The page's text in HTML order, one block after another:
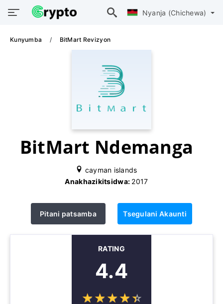
Nyanja (Chichewa)
Kunyumba BitMart Revizyon
BitMart Ndemanga
cayman islands
Anakhazikitsidwa: 2017
Pitani patsamba Tsegulani Akaunti
RATING
4.4
☆☆☆☆☆
★★★★★